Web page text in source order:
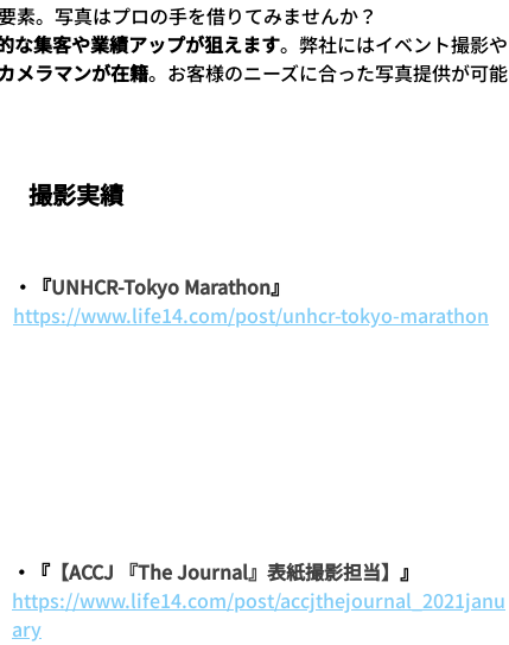
素。写真はプロの手を借りてみませんか？
な集客や業績アップが狙えます。弊社にはイベント撮影や
メラマンが在籍。お客様のニーズに合った写真提供が可能
撮影実績
・『UNHCR-Tokyo Marathon』
https://www.life14.com/post/unhcr-tokyo-marathon
・『【ACCJ 『The Journal』表紙撮影担当】 』
https://www.life14.com/post/accjthejournal_2021janu
ary